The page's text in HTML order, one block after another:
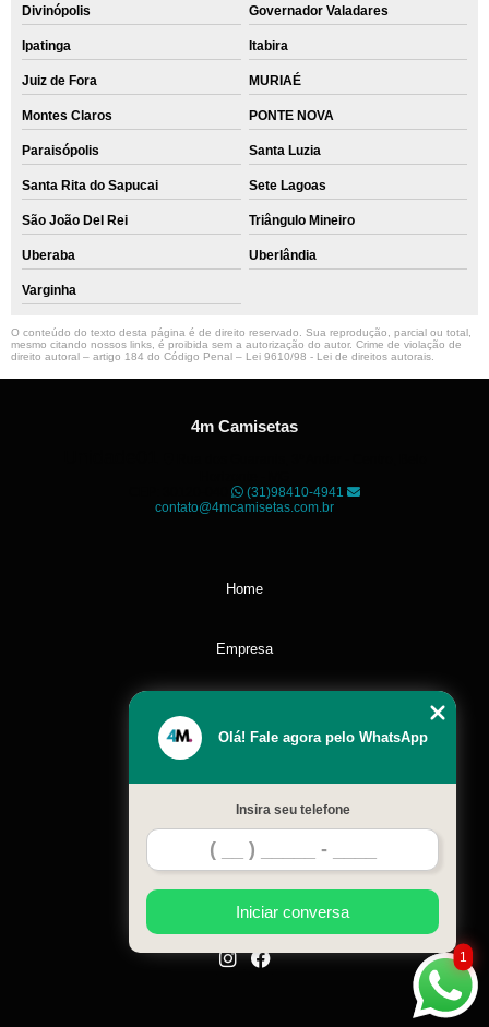
Divinópolis Governador Valadares
Ipatinga Itabira
Juiz de Fora MURIAÉ
Montes Claros PONTE NOVA
Paraisópolis Santa Luzia
Santa Rita do Sapucai Sete Lagoas
São João Del Rei Triângulo Mineiro
Uberaba Uberlândia
Varginha
O conteúdo do texto desta página é de direito reservado. Sua reprodução, parcial ou total,
mesmo citando nossos links, é proibida sem a autorização do autor. Crime de violação de
direito autoral – artigo 184 do Código Penal – Lei 9610/98 - Lei de direitos autorais
4m Camisetas
(31)98410-4941
contato@4mcamisetas.com.br
Home
Empresa
Contato
Mapa do site
1
Olá! Fale agora pelo WhatsApp
Insira seu telefone
Iniciar conversa